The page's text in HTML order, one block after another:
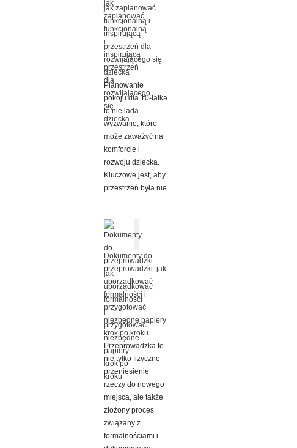
jak zaplanować
funkcjonalną i
inspirującą
przestrzeń dla
rozwijającego się
dziecka
Planowanie
pokoju dla 10-latka
to nie lada
wyzwanie, które
może zaważyć na
komforcie i
rozwoju dziecka.
Kluczowe jest, aby
przestrzeń była nie
…
Dokumenty do
przeprowadzki: jak
uporządkować
formalności i
przygotować
niezbędne papiery
krok po kroku
Przeprowadzka to
nie tylko fizyczne
przeniesienie
rzeczy do nowego
miejsca, ale także
złożony proces
związany z
formalnościami i